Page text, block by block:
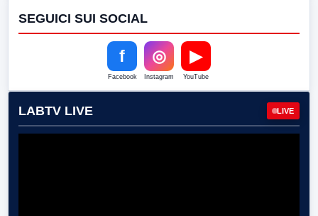
SEGUICI SUI SOCIAL
f
Facebook
◎
Instagram
▶
YouTube
LABTV LIVE LIVE